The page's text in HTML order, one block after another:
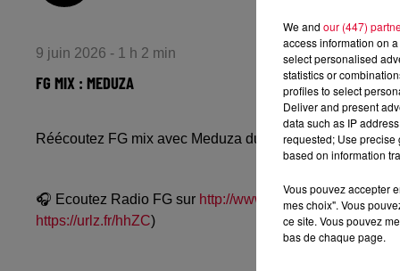
9 juin 2026 - 1 h 2 min
FG MIX : MEDUZA
Réécoutez FG mix avec Meduza du samedi 6 juin 2026
🎧 Ecoutez Radio FG sur http://www.radiofg.com📱 et sur
https://urlz.fr/hhZC)
We and our (447)
access information on
select personalised
statistics or
profiles to select
Deliver and present
data such as IP
requested; Use precise
based on information
Vous pouvez accepter
mes choix". Vous
ce site. Vous pouvez
bas de chaque page.